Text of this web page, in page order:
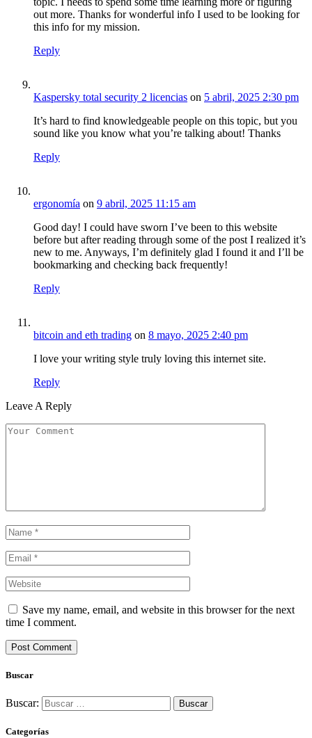
out more. Thanks for wonderful info I used to be looking for
this info for my mission.
Reply
Kaspersky total security 2 licencias on 5 abril, 2025 2:30 pm
It’s hard to find knowledgeable people on this topic, but you
sound like you know what you’re talking about! Thanks
Reply
ergonomía on 9 abril, 2025 11:15 am
Good day! I could have sworn I’ve been to this website
before but after reading through some of the post I realized it’s
new to me. Anyways, I’m definitely glad I found it and I’ll be
bookmarking and checking back frequently!
Reply
bitcoin and eth trading on 8 mayo, 2025 2:40 pm
I love your writing style truly loving this internet site.
Reply
Leave A Reply
Save my name, email, and website in this browser for the next
time I comment.
Buscar
Buscar:
Categorías